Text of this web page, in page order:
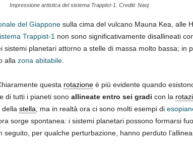
Impressione artistica del sistema Trappist-1. Crediti: Naoj
del Giapponesulla cima del vulcano Mauna Kea, alle
Trappist-1 non sono significativamente disallineati
sistemi planetari attorno a stelle di massa molto bassa; in
alla zona abitabile.
questa rotazioneè più evidente quando
di tutti i pianeti sono allineate entro sei gradi con la
della stella , ma in realtà ora ci sono molti esempi di
sorge spontanea: i sistemi planetari possono formarsi
per qualche perturbazione, hanno perduto